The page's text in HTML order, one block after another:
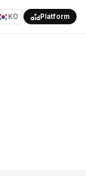
KO Platform